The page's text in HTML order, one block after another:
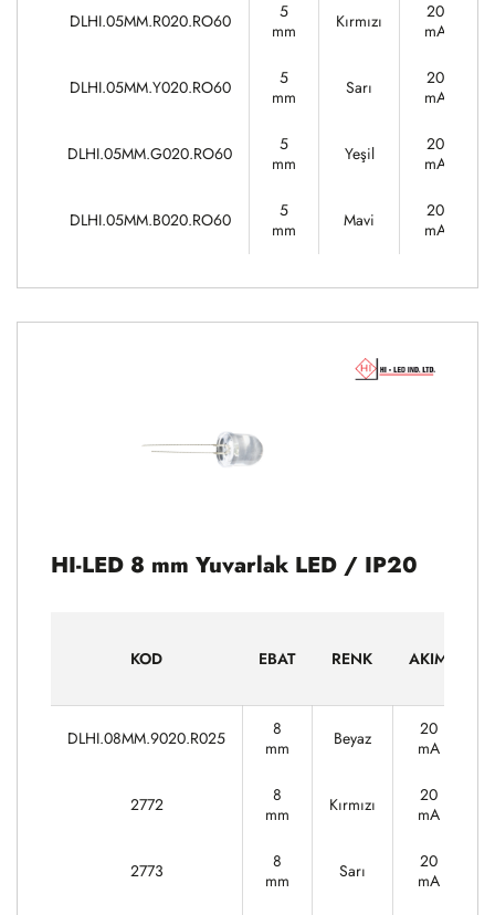
DLHI.05MM.R020.RO60
5
mm
Kırmızı
20
mA
DLHI.05MM.Y020.RO60
5
mm
Sarı
20
mA
DLHI.05MM.G020.RO60
5
mm
Yeşil
20
mA
DLHI.05MM.B020.RO60
5
mm
Mavi
20
mA
HI-LED 8 mm Yuvarlak LED / IP20
KOD EBAT RENK AKIM
DLHI.08MM.9020.R025
8
mm
Beyaz
20
mA
2772
8
mm
Kırmızı
20
mA
2773
8
mm
Sarı
20
mA